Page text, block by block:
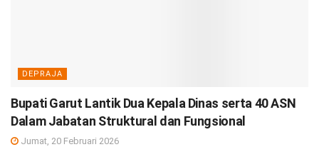
DEPRAJA
Bupati Garut Lantik Dua Kepala Dinas serta 40 ASN
Dalam Jabatan Struktural dan Fungsional
Jumat, 20 Februari 2026